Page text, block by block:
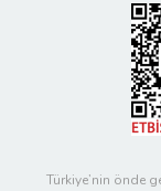
Türkiye’nin önde